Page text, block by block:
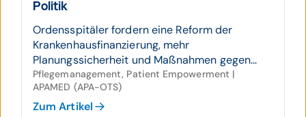
Politik
Ordensspitäler fordern eine Reform der
Krankenhausfinanzierung, mehr
Planungssicherheit und Maßnahmen gegen...
Pflegemanagement, Patient Empowerment |
APAMED (APA-OTS)
Zum Artikel